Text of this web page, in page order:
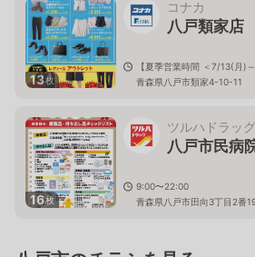
13枚
コナカ
八戸類家店
【夏季営業時間 ＜7/13(月
青森県八戸市類家4-10-11
16枚
ツルハドラッグ
八戸市民病
9:00〜22:00
青森県八戸市田向3丁目2番